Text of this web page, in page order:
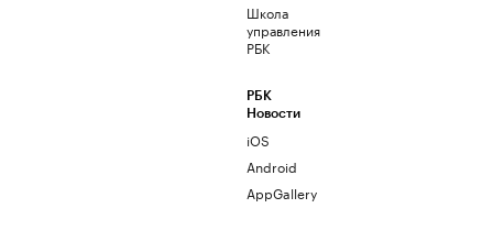
Школа
управления
РБК
РБК
Новости
iOS
Android
AppGallery